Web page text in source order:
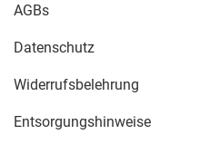
AGBs
Datenschutz
Widerrufsbelehrung
Entsorgungshinweise